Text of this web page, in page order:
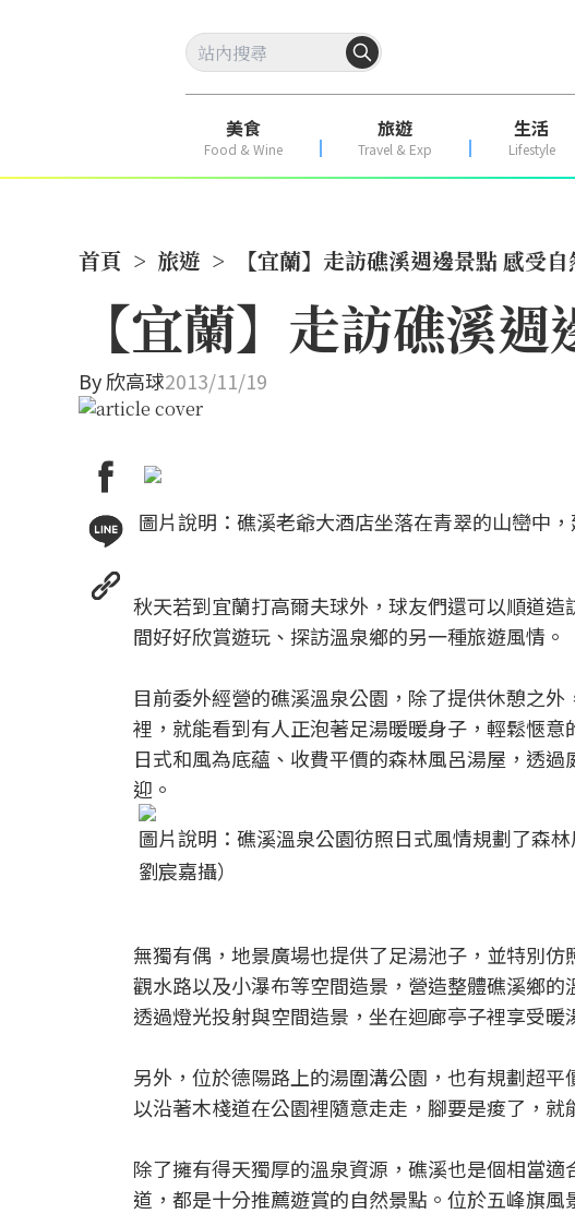
美食
Food & Wine
旅遊
Travel & Exp
生活
Lifestyle
首頁 > 旅遊 > 【宜蘭】走訪礁溪週邊景點 感受
【宜蘭】走訪礁溪
By欣高球2013/11/19
圖片說明：礁溪老爺大酒店坐落在青翠的山巒中
秋天若到宜蘭打高爾夫球外，球友們還可以順道
間好好欣賞遊玩、探訪溫泉鄉的另一種旅遊風情。
目前委外經營的礁溪溫泉公園，除了提供休憩之
裡，就能看到有人正泡著足湯暖暖身子，輕鬆愜
日式和風為底蘊、收費平價的森林風呂湯屋，透
迎。
圖片說明：礁溪溫泉公園彷照日式風情規劃了森
劉宸嘉攝）
無獨有偶，地景廣場也提供了足湯池子，並特別
觀水路以及小瀑布等空間造景，營造整體礁溪鄉
透過燈光投射與空間造景，坐在迴廊亭子裡享受暖
另外，位於德陽路上的湯圍溝公園，也有規劃超
以沿著木棧道在公園裡隨意走走，腳要是痠了，就
除了擁有得天獨厚的溫泉資源，礁溪也是個相當
道，都是十分推薦遊賞的自然景點。位於五峰旗